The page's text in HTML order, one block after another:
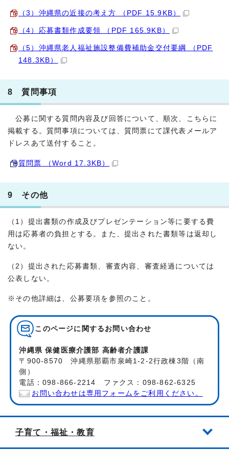
（3）沖縄県の近接の考え方 （PDF 15.9KB）
（4）応募書類作成要領 （PDF 165.9KB）
（5）沖縄県老人福祉施設整備費補助金交付要綱 （PDF
148.3KB）
8 質問事項
公募に関する質問内容及び回答について、順次、こちらに
掲載する。質問事項については、質問票にて課代表メールア
ドレスあて送付すること。
質問票 （Word 17.3KB）
9 その他
（1）提出書類の作成及びプレゼンテーション等に要する費
用は応募者の負担とする。また、提出された書類等は返却し
ない。
（2）提出された応募書類、審査内容、審査経過については
公表しない。
※その他詳細は、公募要項を参照のこと。
このページに関する お問い合わせ
沖縄県 保健医療介護部 高齢者介護課
〒900-8570 沖縄県那覇市泉崎1-2-2行政棟3階（南
側）
電話：098-866-2214 ファクス：098-862-6325
お問い合わせは専用フォームをご利用ください。
子育て・福祉・教育